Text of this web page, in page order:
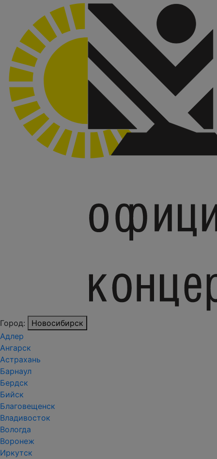
Город:
Новосибирск
Адлер
Ангарск
Астрахань
Барнаул
Бердск
Бийск
Благовещенск
Владивосток
Вологда
Воронеж
Иркутск